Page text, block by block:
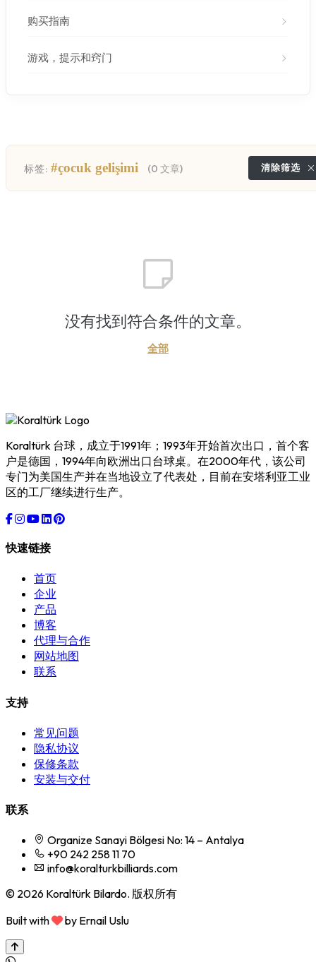
购买指南
游戏，提示和窍门
标签: #çocuk gelişimi (0 文章) 清除筛选
没有找到符合条件的文章。
全部
Koraltürk 台球，成立于1991年；1993年开始首次出口，首个客
户是德国，1994年向欧洲出口台球桌。在2000年代，该公司
专门为美国生产并在当地设立了代表处，目前在安塔利亚工业
区的工厂继续进行生产。
快速链接
首页
企业
产品
博客
代理与合作
网站地图
联系
支持
常见问题
隐私协议
保修条款
安装与交付
联系
Organize Sanayi Bölgesi No: 14 – Antalya
+90 242 258 11 70
info@koralturkbilliards.com
© 2026 Koraltürk Bilardo. 版权所有
Built with
by Ernail Uslu